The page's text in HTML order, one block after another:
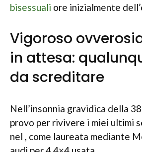
bisessuali ore inizialmente
Vigoroso
in attesa:
da screditare
Nell’insonnia gravidica della
provo per rivivere i miei ultimi
nel , come laureata mediante